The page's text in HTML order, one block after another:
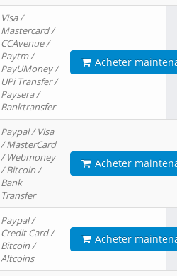
Visa /
Mastercard /
CCAvenue /
Paytm /
PayUMoney /
UPi Transfer /
Paysera /
Banktransfer
Acheter
Paypal / Visa
/ MasterCard
/ Webmoney
/ Bitcoin /
Bank
Transfer
Acheter
Paypal /
Credit Card /
Bitcoin /
Altcoins
Acheter